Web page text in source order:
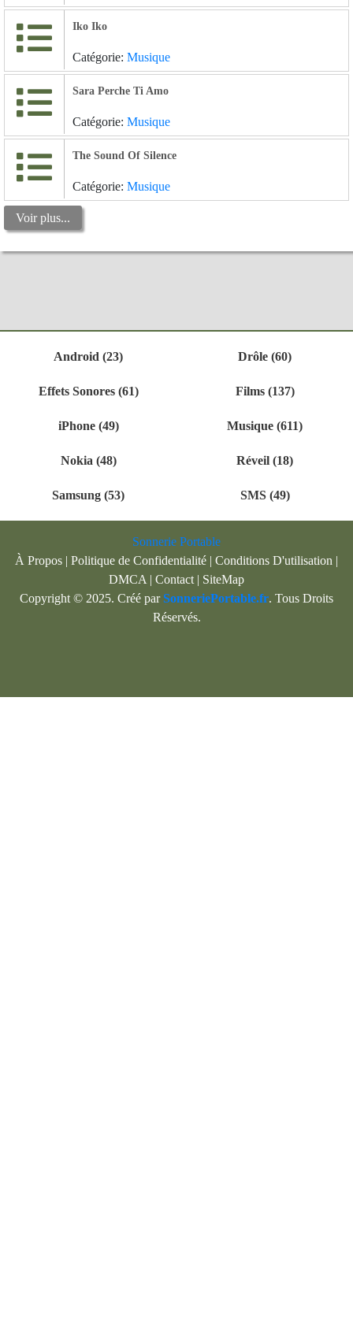
Iko Iko
Catégorie: Musique
Sara Perche Ti Amo
Catégorie: Musique
The Sound Of Silence
Catégorie: Musique
Voir plus...
Android (23) Drôle (60)
Effets Sonores (61) Films (137)
iPhone (49) Musique (611)
Nokia (48) Réveil (18)
Samsung (53) SMS (49)
Sonnerie Portable
À Propos | Politique de Confidentialité | Conditions D'utilisation |
DMCA | Contact | SiteMap
Copyright © 2025. Créé parSonneriePortable.fr. Tous Droits
Réservés.